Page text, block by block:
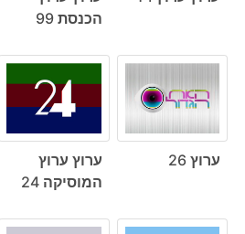
הכנסת 99
ערוץ 26
ערוץ ערוץ
המוסיקה 24